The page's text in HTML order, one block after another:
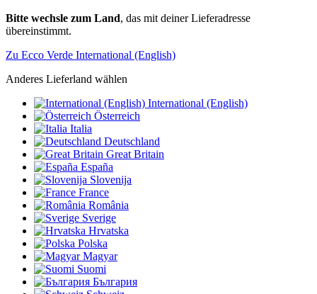
Bitte wechsle zum Land, das mit deiner Lieferadresse
übereinstimmt.
Zu Ecco Verde International (English)
Anderes Lieferland wählen
International (English)
Österreich
Italia
Deutschland
Great Britain
España
Slovenija
France
România
Sverige
Hrvatska
Polska
Magyar
Suomi
България